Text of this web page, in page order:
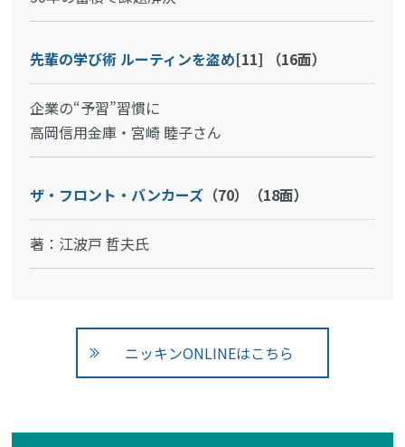
先輩の学び術 ルーティンを盗め[11] （16面）
企業の“予習”習慣に
高岡信用金庫・宮崎 睦子さん
ザ・フロント・バンカーズ （70）（18面）
著：江波戸 哲夫氏
ニッキンONLINEはこちら